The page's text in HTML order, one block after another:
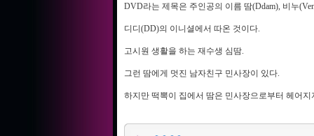
DVD라는 제목은 주인공의 이름 땀(Ddam), 비누
디디(DD)의 이니셜에서 따온 것이다.
고시원 생활을 하는 재수생 심땀.
그런 땀에게 멋진 남자친구 민사장이 있다.
하지만 떡뽁이 집에서 땀은 민사장으로부터 헤어